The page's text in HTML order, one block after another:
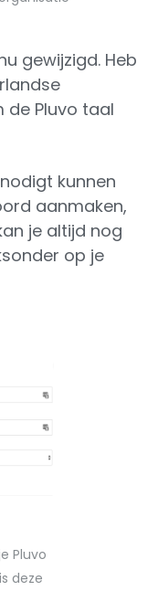
gewijzigd. Heb
de Pluvo taal
kunnen
aanmaken,
je altijd nog
op je
Pluvo
deze